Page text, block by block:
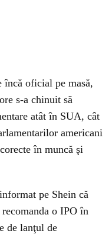
încă oficial pe masă,
s-a chinuit să
atât în SUA, cât
americani
în muncă şi
pe Shein că
o IPO în
de lanţul de